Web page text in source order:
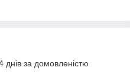
за домовленістю